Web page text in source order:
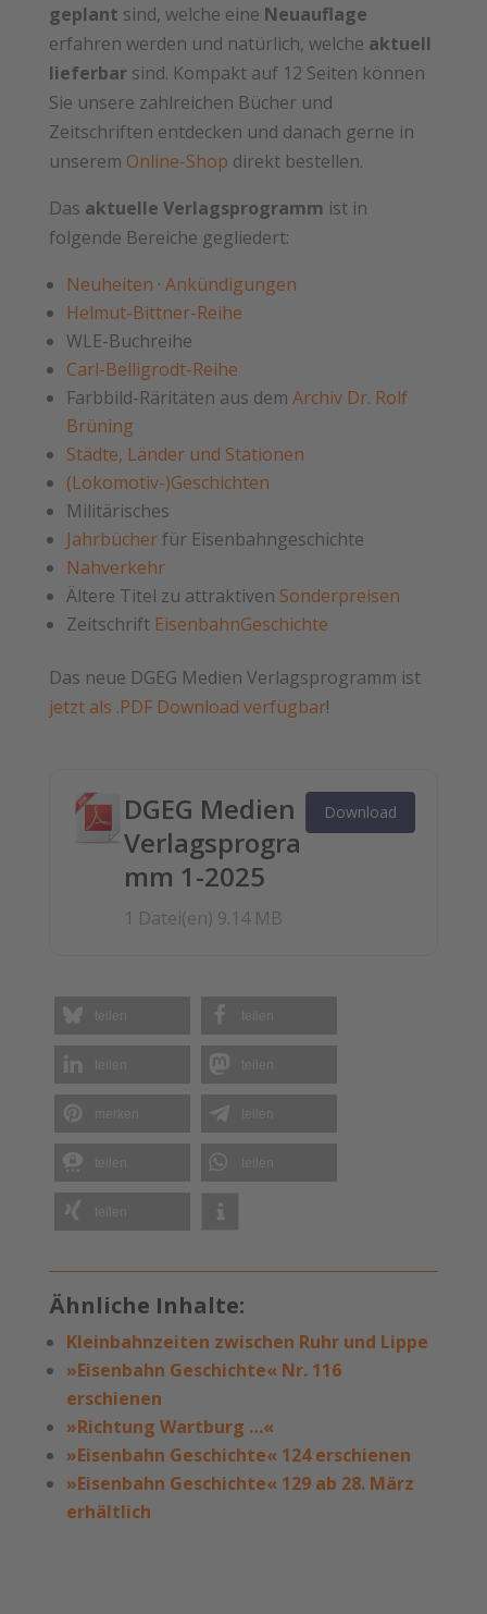
geplant sind, welche eine Neuauflage
erfahren werden und natürlich, welche aktuell
lieferbarsind. Kompakt auf 12 Seiten können
Sie unsere zahlreichen Bücher und
Zeitschriften entdecken und danach gerne in
unserem Online-Shop direkt bestellen.
Das aktuelle Verlagsprogramm ist in
folgende Bereiche gegliedert:
Neuheiten · Ankündigungen
Helmut-Bittner-Reihe
WLE-Buchreihe
Carl-Belligrodt-Reihe
Farbbild-Räritäten aus dem Archiv Dr. Rolf
Brüning
Städte, Länder und Stationen
(Lokomotiv-)Geschichten
Militärisches
Jahrbücherfür Eisenbahngeschichte
Nahverkehr
Ältere Titel zu attraktiven Sonderpreisen
Zeitschrift EisenbahnGeschichte
Das neue DGEG Medien Verlagsprogramm ist
jetzt als .PDF Download verfügbar!
DGEG Medien
Verlagsprogra
mm 1-2025
1 Datei(en) 9.14 MB
Download
Ähnliche Inhalte:
Kleinbahnzeiten zwischen Ruhr und Lippe
»Eisenbahn Geschichte« Nr. 116
erschienen
»Richtung Wartburg …«
»Eisenbahn Geschichte« 124 erschienen
»Eisenbahn Geschichte« 129 ab 28. März
erhältlich